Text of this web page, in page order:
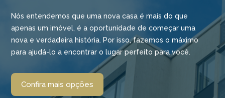
Nós entendemos que uma nova casa é mais do que
apenas um imóvel, é a oportunidade de começar uma
nova e verdadeira história. Por isso, fazemos o máximo
para ajudá-lo a encontrar o lugar perfeito para você.
Confira mais opções